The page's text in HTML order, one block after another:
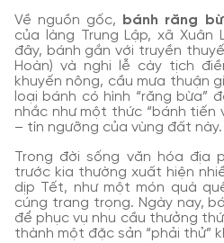
Về nguồn gốc,
bánh răng
của làng Trung Lập, xã Xuân
đây, bánh gắn với truyền
Hoàn) và nghi lễ cày tịch
khuyến nông, cầu mưa thuận
loại bánh có hình “răng bừa”
nhắc như một thức “bánh tiến
– tín ngưỡng của vùng đất này.
Trong đời sống văn hóa địa
trước kia thường xuất hiện
dịp Tết, như một món quà
cúng trang trọng. Ngày nay,
để phục vụ nhu cầu thưởng
thành một đặc sản “phải thử”